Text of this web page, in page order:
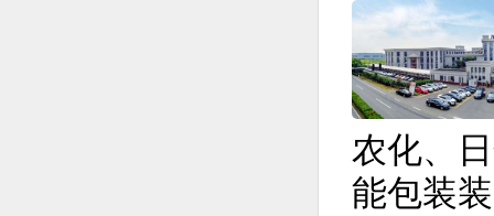
农化、
能包装